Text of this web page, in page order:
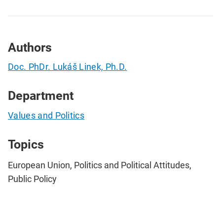
Authors
Doc. PhDr. Lukáš Linek, Ph.D.
Department
Values and Politics
Topics
European Union, Politics and Political Attitudes,
Public Policy